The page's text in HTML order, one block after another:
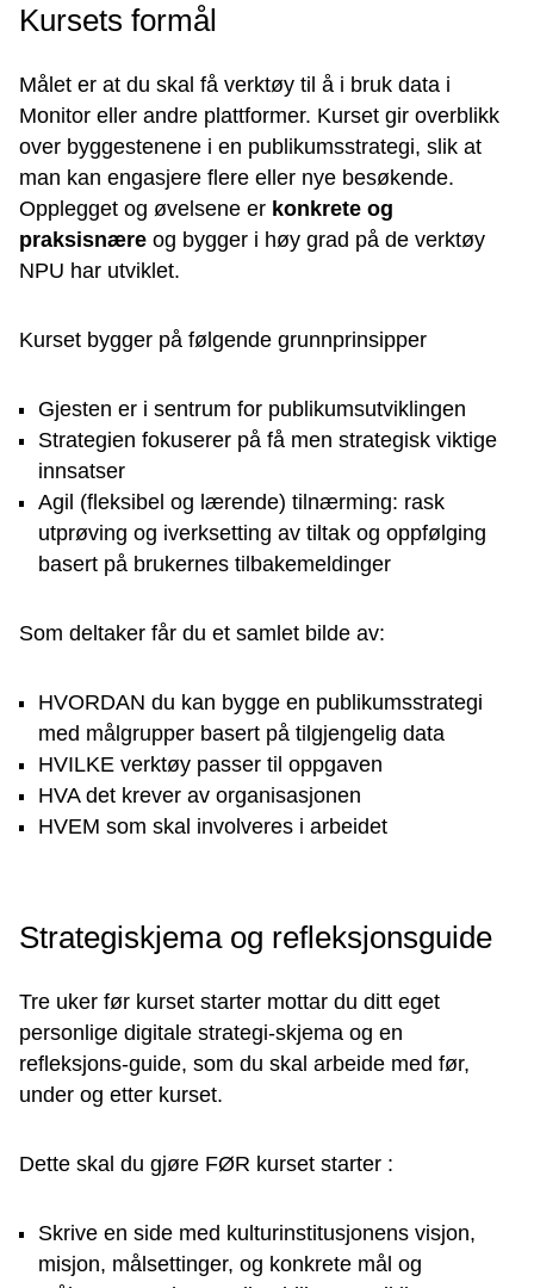
Kursets formål
Målet er at du skal få verktøy til å i bruk data i
Monitor eller andre plattformer. Kurset gir overblikk
over byggestenene i en publikumsstrategi, slik at
man kan engasjere flere eller nye besøkende.
Opplegget og øvelsene er konkrete og
praksisnære og bygger i høy grad på de verktøy
NPU har utviklet.
Kurset bygger på følgende grunnprinsipper
Gjesten er i sentrum for publikumsutviklingen
Strategien fokuserer på få men strategisk viktige
innsatser
Agil (fleksibel og lærende) tilnærming: rask
utprøving og iverksetting av tiltak og oppfølging
basert på brukernes tilbakemeldinger
Som deltaker får du et samlet bilde av:
HVORDAN du kan bygge en publikumsstrategi
med målgrupper basert på tilgjengelig data
HVILKE verktøy passer til oppgaven
HVA det krever av organisasjonen
HVEM som skal involveres i arbeidet
Strategiskjema og refleksjonsguide
Tre uker før kurset starter mottar du ditt eget
personlige digitale strategi-skjema og en
refleksjons-guide, som du skal arbeide med før,
under og etter kurset.
Dette skal du gjøre FØR kurset starter :
Skrive en side med kulturinstitusjonens visjon,
misjon, målsettinger, og konkrete mål og